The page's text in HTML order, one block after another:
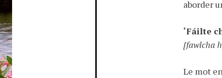
aborder
‘Fáilte
[fawlcha
Le mot